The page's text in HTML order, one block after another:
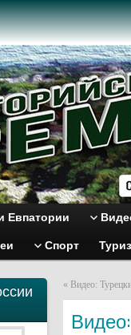
Евпатории
Спорт
« Видео: